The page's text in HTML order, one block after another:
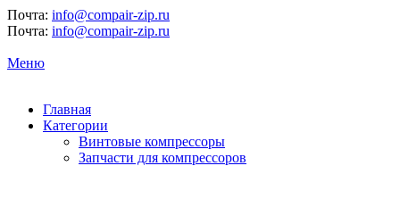
Почта: info@compair-zip.ru
Почта: info@compair-zip.ru
Меню
Главная
Категории
Винтовые компрессоры
Запчасти для компрессоров